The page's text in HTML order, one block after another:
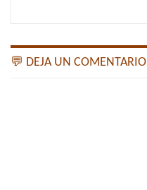
💬 DEJA UN COMENTARIO